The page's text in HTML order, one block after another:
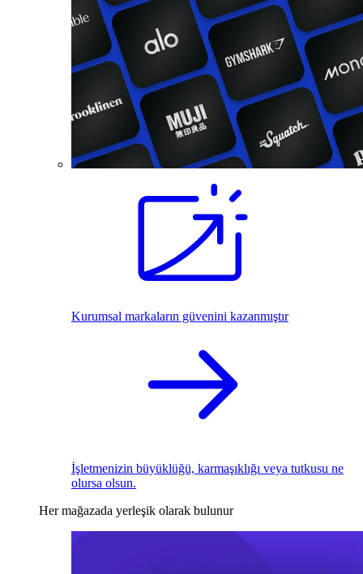
Kurumsal markaların güvenini kazanmıştır
İşletmenizin büyüklüğü, karmaşıklığı veya tutkusu ne
olursa olsun.
Her mağazada yerleşik olarak bulunur